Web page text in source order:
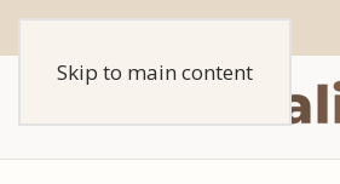
Skip to main content